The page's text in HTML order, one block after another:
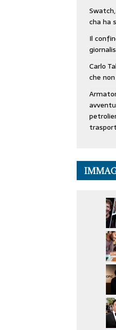
cha ha
Il
Carlo
che